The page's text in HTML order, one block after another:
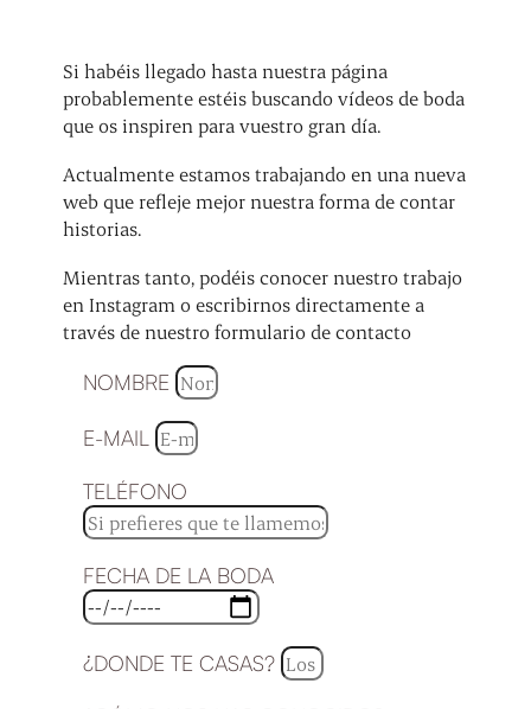
Si habéis llegado hasta nuestra página
probablemente estéis buscando vídeos de boda
que os inspiren para vuestro gran día.
Actualmente estamos trabajando en una nueva
web que refleje mejor nuestra forma de contar
historias.
Mientras tanto, podéis conocer nuestro trabajo
en Instagram o escribirnos directamente a
través de nuestro formulario de contacto
NOMBRE
E-MAIL
TELÉFONO
FECHA DE LA BODA
¿DONDE TE CASAS?